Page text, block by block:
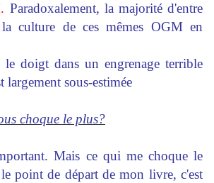
Paradoxalement, la majorité d'entre
culture de ces mêmes OGM en
doigt dans un engrenage terrible
largement sous-estimée
choque le plus?
Mais ce qui me choque le
point de départ de mon livre, c'est